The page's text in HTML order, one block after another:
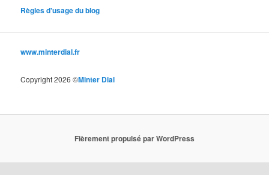
Règles d'usage du blog
www.minterdial.fr
Copyright 2026 ©Minter Dial
Fièrement propulsé par WordPress